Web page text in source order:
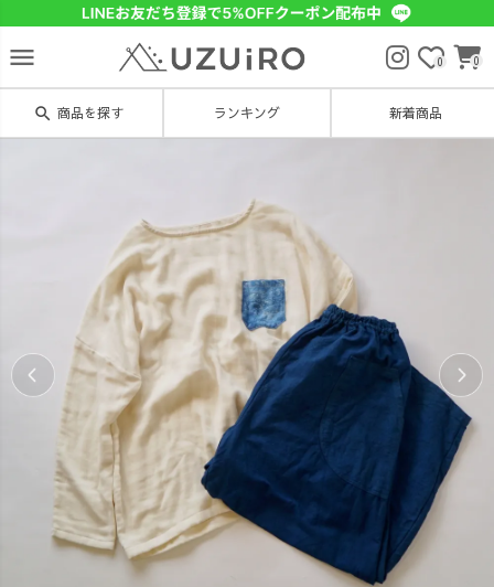
menu 0 0
search 商品を探す ランキング 新着商品